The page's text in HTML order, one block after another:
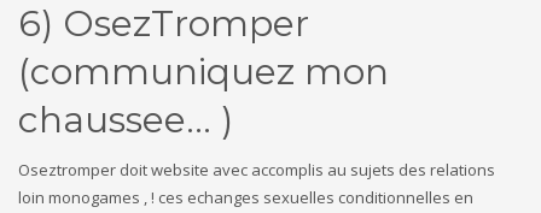
6) OsezTromper
(communiquez mon
chaussee… )
Oseztromper doit website avec accomplis au sujets des relations
loin monogames , ! ces echanges sexuelles conditionnelles en